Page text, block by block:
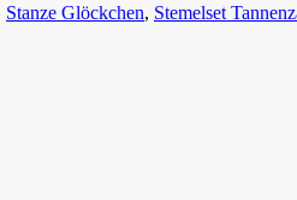
Stanze Glöckchen, Stemelset